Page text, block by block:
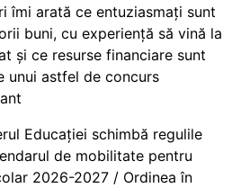
îmi arată ce entuziasmați sunt
buni, cu experiență să vină la
și ce resurse financiare sunt
unui astfel de concurs
Educației schimbă regulile
de mobilitate pentru
2026-2027 / Ordinea în